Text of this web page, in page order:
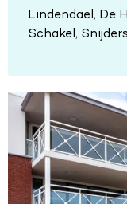
Lindendael, De
Schakel,